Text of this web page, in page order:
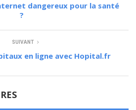
dangereux pour la santé
?
SUIVANT
en ligne avec Hopital.fr